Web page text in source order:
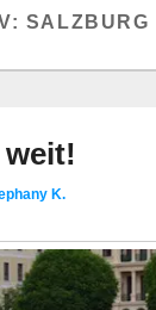
SALZBURG
K.